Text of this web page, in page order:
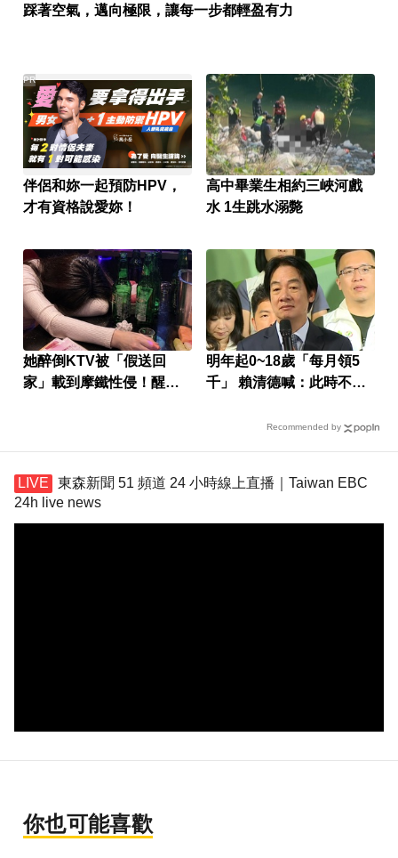
踩著空氣，邁向極限，讓每一步都輕盈有力
伴侶和妳一起預防HPV，
才有資格說愛妳！
PR
高中畢業生相約三峽河戲
水 1生跳水溺斃
她醉倒KTV被「假送回
家」載到摩鐵性侵！醒來
明年起0~18歲「每月領5
千」 賴清德喊：此時不生
Recommended by
東森新聞 51 頻道 24 小時線上直播｜Taiwan EBC
24h live news
你也可能喜歡